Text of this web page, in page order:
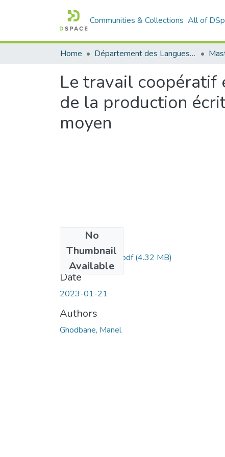
Communities & Collections All of
Home Département des Langues étrangères
Le travail coopératif
de la production
moyen
No
Thumbnail
Available
ghodbane-manel.pdf(4.32 MB)
Date
2023-01-21
Authors
Ghodbane, Manel